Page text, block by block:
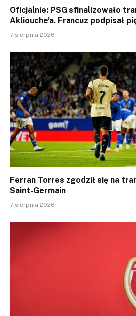
Oficjalnie: PSG sfinalizowało
Akliouche’a. Francuz podpisał
7 sierpnia 2026
Ferran Torres zgodził się na
Saint-Germain
7 sierpnia 2026